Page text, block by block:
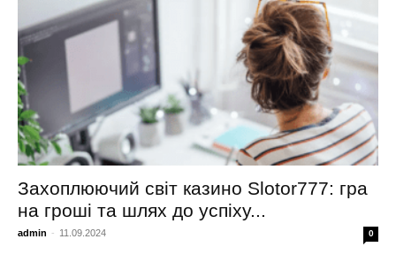
Захоплюючий світ казино Slotor777: гра
на гроші та шлях до успіху...
admin - 11.09.2024 0